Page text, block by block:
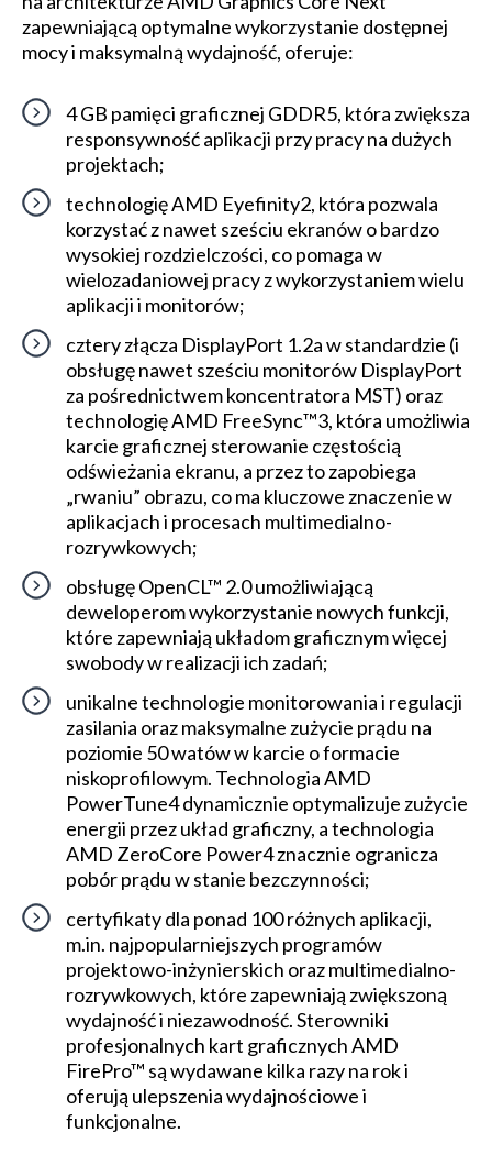
zapewniającą optymalne wykorzystanie dostępnej
mocy i maksymalną wydajność, oferuje:
4 GB pamięci graficznej GDDR5, która zwiększa
responsywność aplikacji przy pracy na dużych
projektach;
technologię AMD Eyefinity2, która pozwala
korzystać z nawet sześciu ekranów o bardzo
wysokiej rozdzielczości, co pomaga w
wielozadaniowej pracy z wykorzystaniem wielu
aplikacji i monitorów;
cztery złącza DisplayPort 1.2a w standardzie (i
obsługę nawet sześciu monitorów DisplayPort
za pośrednictwem koncentratora MST) oraz
technologię AMD FreeSync™3, która umożliwia
karcie graficznej sterowanie częstością
odświeżania ekranu, a przez to zapobiega
„rwaniu” obrazu, co ma kluczowe znaczenie w
aplikacjach i procesach multimedialno-
rozrywkowych;
obsługę OpenCL™ 2.0 umożliwiającą
deweloperom wykorzystanie nowych funkcji,
które zapewniają układom graficznym więcej
swobody w realizacji ich zadań;
unikalne technologie monitorowania i regulacji
zasilania oraz maksymalne zużycie prądu na
poziomie 50 watów w karcie o formacie
niskoprofilowym. Technologia AMD
PowerTune4 dynamicznie optymalizuje zużycie
energii przez układ graficzny, a technologia
AMD ZeroCore Power4 znacznie ogranicza
pobór prądu w stanie bezczynności;
certyfikaty dla ponad 100 różnych aplikacji,
m.in. najpopularniejszych programów
projektowo-inżynierskich oraz multimedialno-
rozrywkowych, które zapewniają zwiększoną
wydajność i niezawodność. Sterowniki
profesjonalnych kart graficznych AMD
FirePro™ są wydawane kilka razy na rok i
oferują ulepszenia wydajnościowe i
funkcjonalne.